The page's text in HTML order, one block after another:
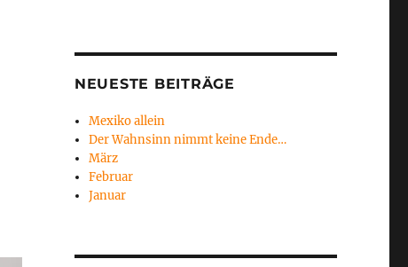
NEUESTE BEITRÄGE
Mexiko allein
Der Wahnsinn nimmt keine Ende…
März
Februar
Januar